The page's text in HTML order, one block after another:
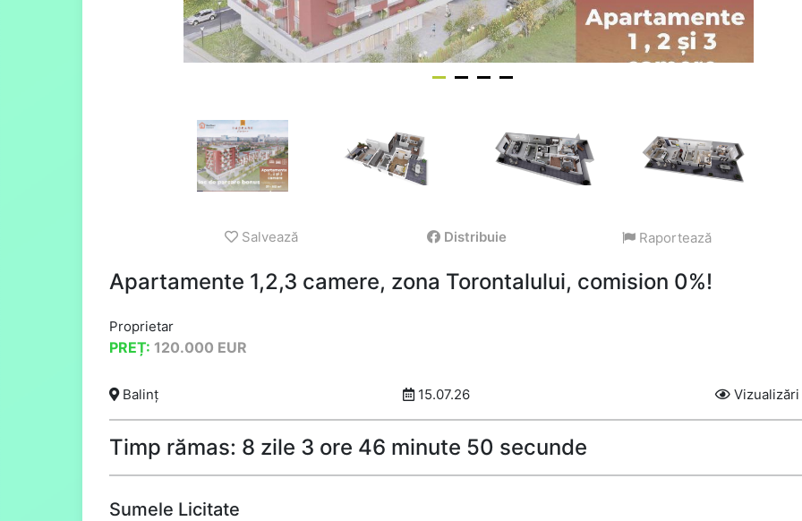
Salvează Distribuie Raportează
Apartamente 1,2,3 camere, zona Torontalului, comision 0%!
Proprietar
PREȚ: 120.000 EUR
Balinț 15.07.26 Vizualizări
Timp rămas: 8 zile 3 ore 46 minute 49 secunde
Sumele Licitate